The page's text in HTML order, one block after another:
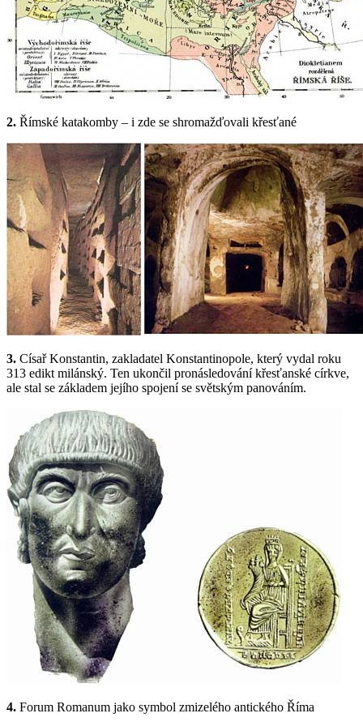
2. Římské katakomby – i zde se shromažďovali křesťané
3. Císař Konstantin, zakladatel Konstantinopole, který vydal roku
313 edikt milánský. Ten ukončil pronásledování křesťanské církve,
ale stal se základem jejího spojení se světským panováním.
4. Forum Romanum jako symbol zmizelého antického Říma